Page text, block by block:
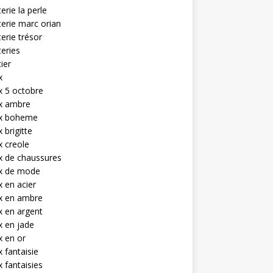
la perle
marc orian
trésor
5 octobre
ambre
boheme
brigitte
creole
de chaussures
de mode
en acier
en ambre
en argent
en jade
en or
fantaisie
fantaisies